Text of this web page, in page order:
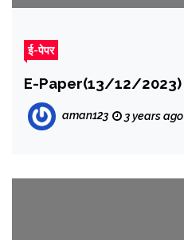
ई-पेपर
E-Paper(13/12/2023)
aman123 3 years ago